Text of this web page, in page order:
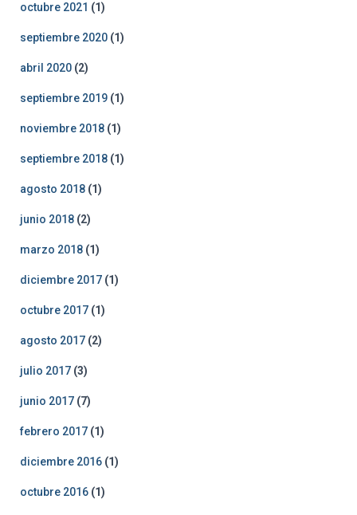
octubre 2021 (1)
septiembre 2020 (1)
abril 2020 (2)
septiembre 2019 (1)
noviembre 2018 (1)
septiembre 2018 (1)
agosto 2018 (1)
junio 2018 (2)
marzo 2018 (1)
diciembre 2017 (1)
octubre 2017 (1)
agosto 2017 (2)
julio 2017 (3)
junio 2017 (7)
febrero 2017 (1)
diciembre 2016 (1)
octubre 2016 (1)